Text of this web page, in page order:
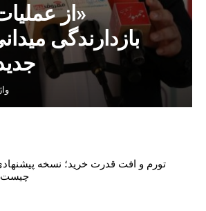
«از
بازدارندگی
تورم و افت قدرت خرید؛ نسخه